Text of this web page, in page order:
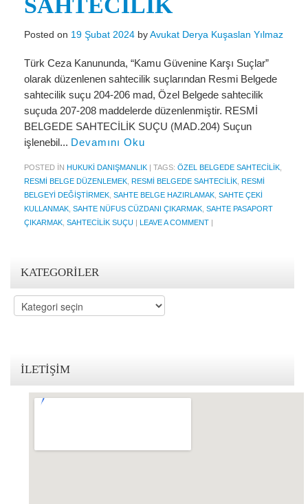
Miras Hukuku
İcra Ve İflas Hukuku
Gayrimenkul hukuku
Ticaret Hukuku
İdare ve Vergi Hukuku
Basında Derya Kuşaslan
HESAPLAMA ARAÇLARI
İhbar Tazminatı Hesaplama
Kıdem Tazminatı Hesaplama
İşsizlik Maaşı Hesaplama
KVKK
Saklama ve İmha Politikası
SAHTECİLİK
Posted on 19 Şubat 2024 byAvukat Derya Kuşaslan Yılmaz
Türk Ceza Kanununda, “Kamu Güvenine Karşı Suçlar”
olarak düzenlenen sahtecilik suçlarından Resmi Belgede
sahtecilik suçu 204-206 mad, Özel Belgede sahtecilik
suçuda 207-208 maddelerde düzenlenmiştir. RESMİ
BELGEDE SAHTECİLİK SUÇU (MAD.204) Suçun
işlenebil... Devamını Oku
POSTED IN HUKUKI DANIŞMANLIK | TAGS: ÖZEL BELGEDE SAHTECILIK
RESMI BELGE DÜZENLEMEK RESMI BELGEDE SAHTECILIK RESMI
BELGEYI DEĞIŞTIRMEK SAHTE BELGE HAZIRLAMAK SAHTE ÇEKI
KULLANMAK SAHTE NÜFUS CÜZDANI ÇIKARMAK SAHTE PASAPORT
ÇIKARMAK SAHTECILIK SUÇU | LEAVE A COMMENT |
KATEGORILER
Kategoriler
İLETIŞIM